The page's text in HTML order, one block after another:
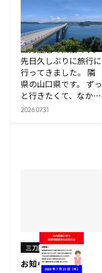
山口行ってきたVOL1
皆さん、こんにちは。
三刀屋店の山根です。
先日久しぶりに旅行に
行ってきました。 隣
県の山口県です。 ずっ
と行きたくて、なかな
か行けなかった 角島
2026.07.31
お知らせ
三刀屋店